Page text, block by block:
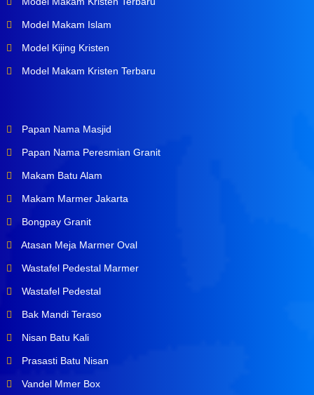
Model Makam Islam
Model Kijing Kristen
Model Makam Kristen Terbaru
Papan Nama Masjid
Papan Nama Peresmian Granit
Makam Batu Alam
Makam Marmer Jakarta
Bongpay Granit
Atasan Meja Marmer Oval
Wastafel Pedestal Marmer
Wastafel Pedestal
Bak Mandi Teraso
Nisan Batu Kali
Prasasti Batu Nisan
Vandel Mmer Box